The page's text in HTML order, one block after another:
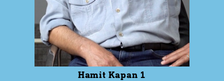
Hamit Kapan 1